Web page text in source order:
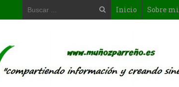
Inicio Sobre mi